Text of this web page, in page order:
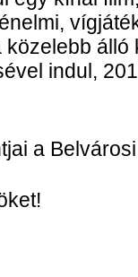
álló
indul,
a